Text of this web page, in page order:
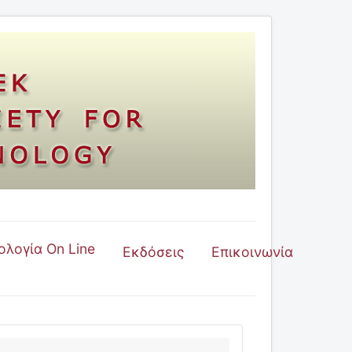
On Line Εκδόσεις Επικοινωνία